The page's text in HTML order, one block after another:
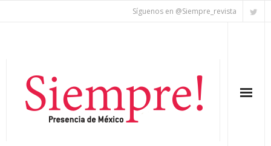
Síguenos en @Siempre_revista